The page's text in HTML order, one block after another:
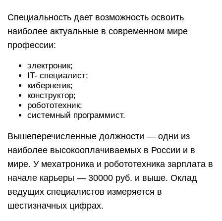
Специальность дает возможность освоить
наиболее актуальные в современном мире
профессии:
электроник;
IT- специалист;
кибернетик;
конструктор;
робототехник;
системный программист.
Вышеперечисленные должности — одни из
наиболее высокооплачиваемых в России и в
мире. У мехатроника и робототехника зарплата в
начале карьеры — 30000 руб. и выше. Оклад
ведущих специалистов измеряется в
шестизначных цифрах.